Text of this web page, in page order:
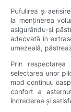
Pufulirea și
la menținerea
asigurându-și
adecvată în
umezeală,
Prin
selectarea unor
mod continuu
confort a
încrederea și